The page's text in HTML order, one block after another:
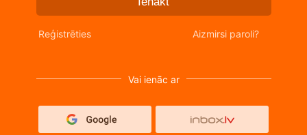
Reģistrēties Aizmirsi paroli?
Vai ienāc ar